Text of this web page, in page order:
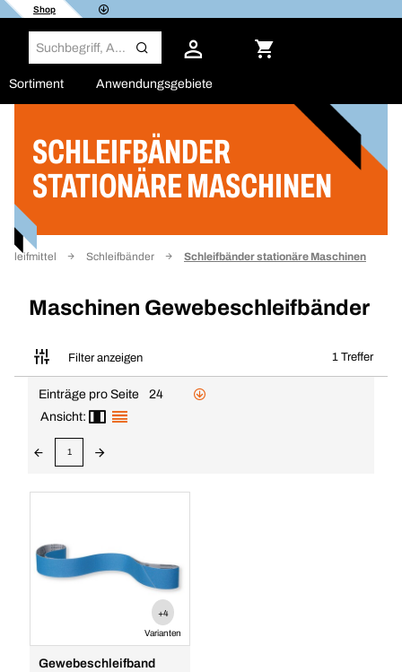
Shop
Sortiment Anwendungsgebiete
SCHLEIFBÄNDER
STATIONÄRE MASCHINEN
Schleifbänder Schleifbänder stationäre Maschinen
Maschinen Gewebeschleifbänder
Filter anzeigen 1 Treffer
Filter
Einträge pro Seite
24
Ansicht:
1
+4
Varianten
Gewebeschleifband